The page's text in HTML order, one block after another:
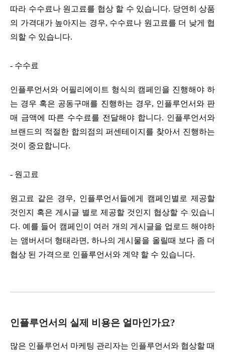
따라 수수료나 원고료를 협상 할 수 있습니다. 당연히 상품
의 가격대가 높아지는 경우, 수수료나 원고료를 더 낮게 협
의할 수 있습니다.
- 수수료
인플루언서와 어필리에이트 형식의 캠페인을 진행해야 하
는 경우 혹은 공동구매를 진행하는 경우, 인플루언서와 판
매 금액에 따른 수수료를 전달해야 합니다. 인플루언서와
브랜드의 적절한 합의점의 퍼센테이지를 찾아서 진행하는
것이 중요합니다.
- 원고료
원고료 같은 경우, 인플루언서들에게 캠페인별로 제공할
것인지 혹은 게시글 별로 제공할 것인지 협상할 수 있습니
다. 예를 들어 캠페인이 여러 개의 게시글을 업로드 해야하
는 앰버서더 형태라면, 하나의 게시물을 올릴때 보다 좀 더
협상 된 가격으로 인플루언서와 계약 할 수 있습니다.
인플루언서의 실제 비용은 얼마인가요?
많은 인플루언서 마케팅 관리자는 인플루언서와 협상할 때